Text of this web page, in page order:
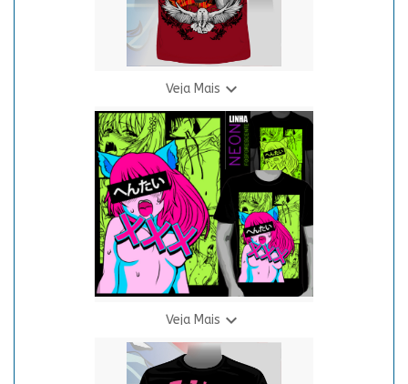
Veja Mais 
Camiseta H.P. Griff - Bordo
R$ 69,90
3 X R$ 24,94
Veja Mais 
Camiseta Hentai - Neon
R$ 69,90